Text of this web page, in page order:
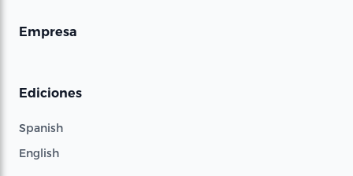
Empresa
Ediciones
Spanish
English